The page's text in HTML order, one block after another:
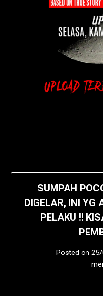
SUMPAH
DIGELAR, INI YG
PELAKU !!
Posted on